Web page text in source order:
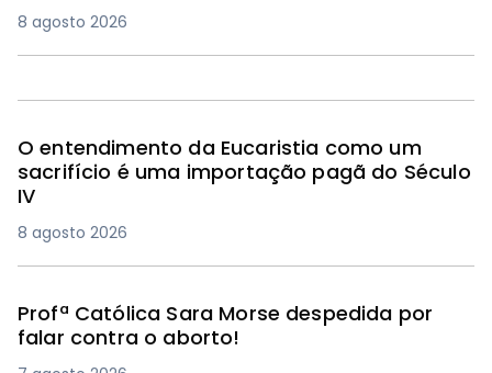
8 agosto 2026
O entendimento da Eucaristia como um
sacrifício é uma importação pagã do Século
IV
8 agosto 2026
Profª Católica Sara Morse despedida por
falar contra o aborto!